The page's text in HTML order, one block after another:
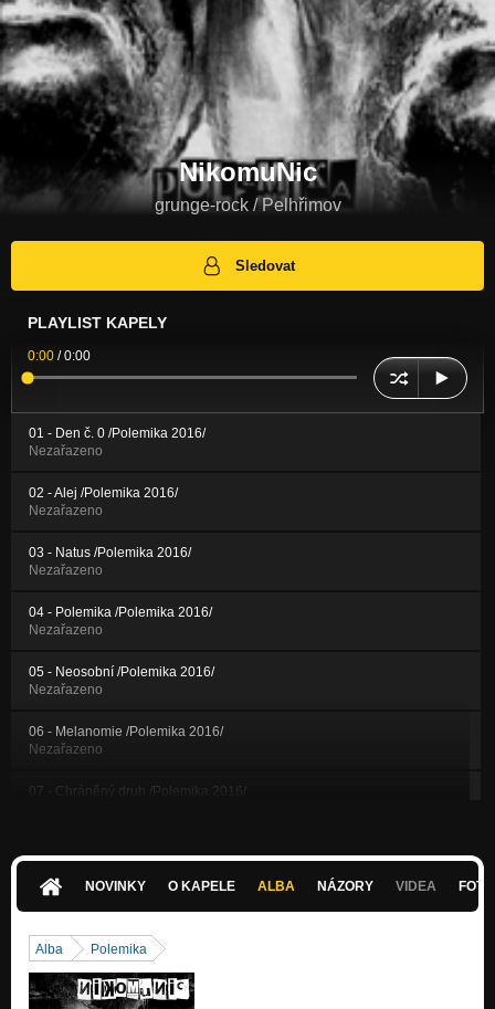
NikomuNic
grunge-rock / Pelhřimov
Sledovat
PLAYLIST KAPELY
0:00 /0:00
01 - Den č. 0 /Polemika 2016/
Nezařazeno
02 - Alej /Polemika 2016/
Nezařazeno
03 - Natus /Polemika 2016/
Nezařazeno
04 - Polemika /Polemika 2016/
Nezařazeno
05 - Neosobní /Polemika 2016/
Nezařazeno
06 - Melanomie /Polemika 2016/
Nezařazeno
07 - Chráněný druh /Polemika 2016/
09 - Hvězdy a kříž /Polemika 2016/
1-intro /Lakrimadol 2012/
Nezařazeno
NOVINKY O KAPELE ALBA NÁZORY VIDEA
Alba Polemika